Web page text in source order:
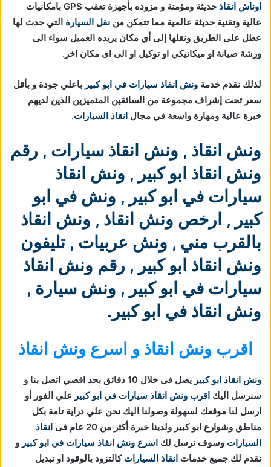
اوناش انقاذ
حديثة ومؤمنة و مزوده بأجهزة تعقب GPS بامكانيات
عالية وتقنية حديثة عالمية مما تتمكن من نقل السيارة التي حدث لها
عطل على الطريق ونقلها إلى أي مكان يريده العميل سواء الى
ورشة صيانة او ميكانيكي او توكيل او الى اى مكان اخر.
لذلك نقدم خدمة ونش انقاذ سيارات في ابو كبير باعلي جودة و بأقل
سعر تحت إشراف مجموعة من السائقين المتميزين الذين لديهم
خبرة عالية ومهارة واسعة في مجال انقاذ السيارات.
ونش انقاذ , ونش انقاذ سيارات , رقم
ونش انقاذ ابو كبير , ونش انقاذ
سيارات في ابو كبير , ونش في ابو
كبير , ارخص ونش انقاذ , ونش انقاذ
بالقرب مني , ونش عربيات , تليفون
ونش انقاذ ابو كبير , رقم ونش انقاذ
سيارات في ابو كبير , ونش سيارة ,
ونش انقاذ في ابو كبير .
اقرب ونش انقاذ و اسرع ونش انقاذ
ونش انقاذ ابو كبير
يصل فى خلال 10 دقائق بحد اقصي اتصل بنا و
سنرسل اليك اقرب ونش انقاذ سيارات في ابو كبير علي الفور أو
ارسل لنا موقعك لسهولة وصولنا اليك نحن علي دراية تامة بكل
مناطق وشوارع ابو كبير ولدينا خبرة أكثر من 20 عام فى
انقاذ
السيارات وسوف نرسل لك اسرع ونش انقاذ سيارات في ابو كبير و
نقدم لك جميع خدمات انقاذ السيارات كالتزود بالوقود او تبديل